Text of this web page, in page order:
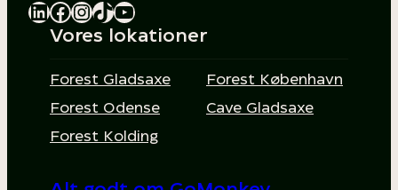
LinkedIn Facebook InstagramTikTok YouTube
Vores lokationer
Forest Gladsaxe Forest København
Forest Odense Cave Gladsaxe
Forest Kolding